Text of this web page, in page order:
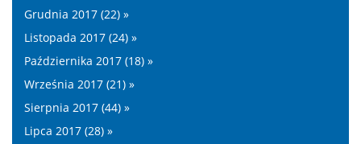
Grudnia 2017 (22) »
Listopada 2017 (24) »
Października 2017 (18) »
Września 2017 (21) »
Sierpnia 2017 (44) »
Lipca 2017 (28) »